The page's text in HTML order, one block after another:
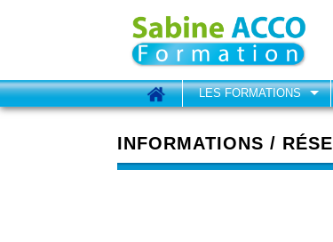
LES FORMATIONS
INFORMATIONS /